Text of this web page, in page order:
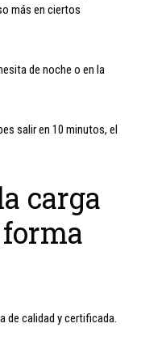
más en ciertos
de noche o en la
salir en 10 minutos, el
carga
de calidad y certificada.